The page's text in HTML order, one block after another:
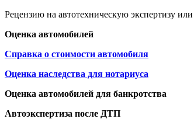
Рецензию на автотехническую экспертизу
Оценка автомобилей
Справка о стоимости автомобиля
Оценка наследства для нотариуса
Оценка автомобилей для банкротства
Автоэкспертиза после ДТП